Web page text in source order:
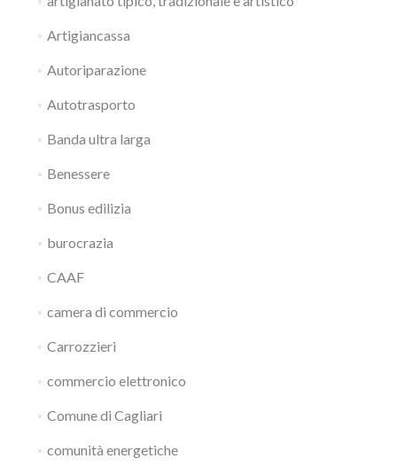
Artigiancassa
Autoriparazione
Autotrasporto
Banda ultra larga
Benessere
Bonus edilizia
burocrazia
CAAF
camera di commercio
Carrozzieri
commercio elettronico
Comune di Cagliari
comunità energetiche